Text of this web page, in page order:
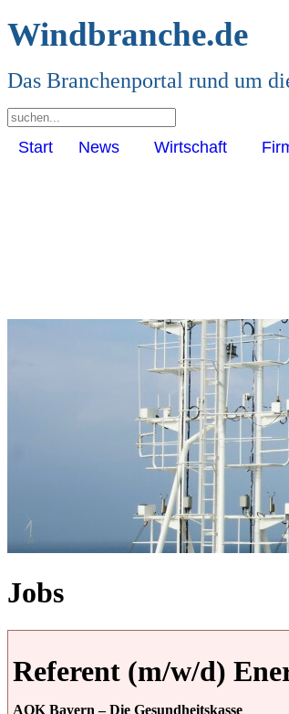
Windbranche.de
Das Branchenportal rund um
Start News Wirtschaft
Jobs
Referent (m/w/d)
AOK Bayern – Die Gesundheitskasse